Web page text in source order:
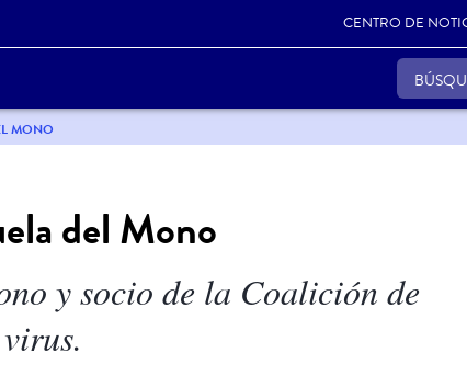
CENTRO DE
MONO
del Mono
y socio de la Coalición de